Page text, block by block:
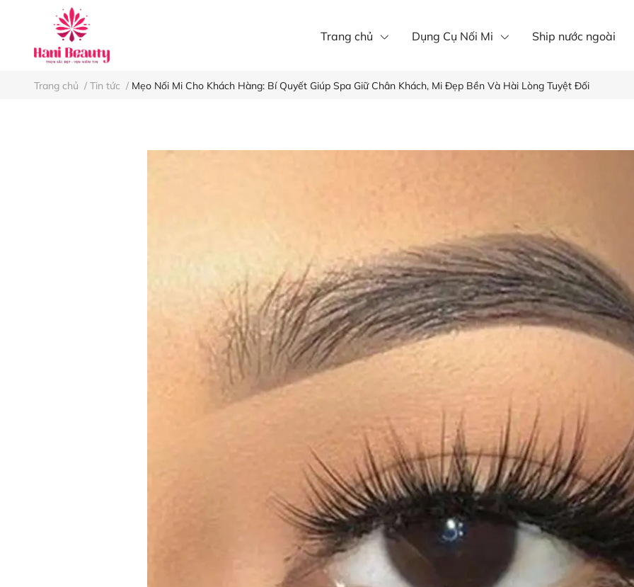
Trang chủ Dụng Cụ Nối Mi Ship nước ngoài
Trang chủ / Tin tức / Mẹo Nối Mi Cho Khách Hàng: Bí Quyết Giúp Spa Giữ Chân Khách, Mi Đẹp Bền Và Hài Lòng Tuyệt Đối